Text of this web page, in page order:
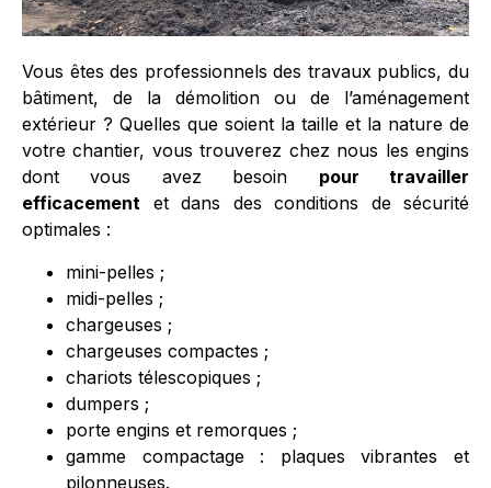
Vous êtes des professionnels des travaux publics, du
bâtiment, de la démolition ou de l’aménagement
extérieur ? Quelles que soient la taille et la nature de
votre chantier, vous trouverez chez nous les engins
dont vous avez besoin pour travailler
efficacement et dans des conditions de sécurité
optimales :
mini-pelles ;
midi-pelles ;
chargeuses ;
chargeuses compactes ;
chariots télescopiques ;
dumpers ;
porte engins et remorques ;
gamme compactage : plaques vibrantes et
pilonneuses.